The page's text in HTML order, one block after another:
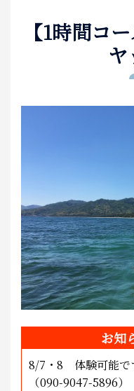
【1時間コ
お知
8/7・8 体験可能で
（090-9047-5896）